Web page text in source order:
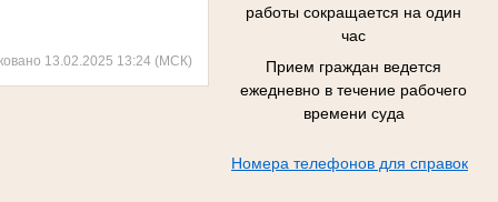
работы сокращается на один
час
Прием граждан ведется
ежедневно в течение рабочего
времени суда
Номера телефонов для справок
13.02.2025 13:24 (МСК)